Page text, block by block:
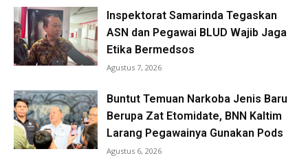
Inspektorat Samarinda Tegaskan
ASN dan Pegawai BLUD Wajib Jaga
Etika Bermedsos
Agustus 7, 2026
Buntut Temuan Narkoba Jenis Baru
Berupa Zat Etomidate, BNN Kaltim
Larang Pegawainya Gunakan Pods
Agustus 6, 2026